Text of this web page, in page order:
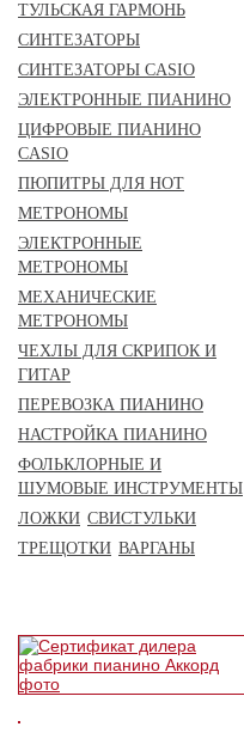
ТУЛЬСКАЯ ГАРМОНЬ
СИНТЕЗАТОРЫ
СИНТЕЗАТОРЫ CASIO
ЭЛЕКТРОННЫЕ ПИАНИНО
ЦИФРОВЫЕ ПИАНИНО
CASIO
ПЮПИТРЫ ДЛЯ НОТ
МЕТРОНОМЫ
ЭЛЕКТРОННЫЕ
МЕТРОНОМЫ
МЕХАНИЧЕСКИЕ
МЕТРОНОМЫ
ЧЕХЛЫ ДЛЯ СКРИПОК И
ГИТАР
ПЕРЕВОЗКА ПИАНИНО
НАСТРОЙКА ПИАНИНО
ФОЛЬКЛОРНЫЕ И
ШУМОВЫЕ ИНСТРУМЕНТЫ
ЛОЖКИ СВИСТУЛЬКИ
ТРЕЩОТКИ ВАРГАНЫ